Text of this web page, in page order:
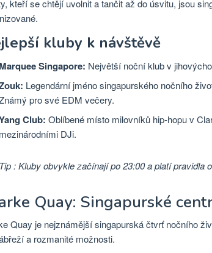
kteří se chtějí uvolnit a tančit až do úsvitu, jsou
kluby k návštěvě
Marquee Singapore: Největší noční klub v
Legendární jméno singapurského nočního
pro své EDM večery.
Club: Oblíbené místo milovníků hip-hopu v
mezinárodními DJi.
Tip : Kluby obvykle začínají po 23:00 a platí pravidla
Quay: Singapurské
Quay je nejznámější singapurská čtvrť nočního
a rozmanité možnosti.